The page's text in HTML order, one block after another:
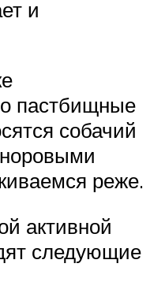
и
пастбищные
собачий
реже.
активной
следующие